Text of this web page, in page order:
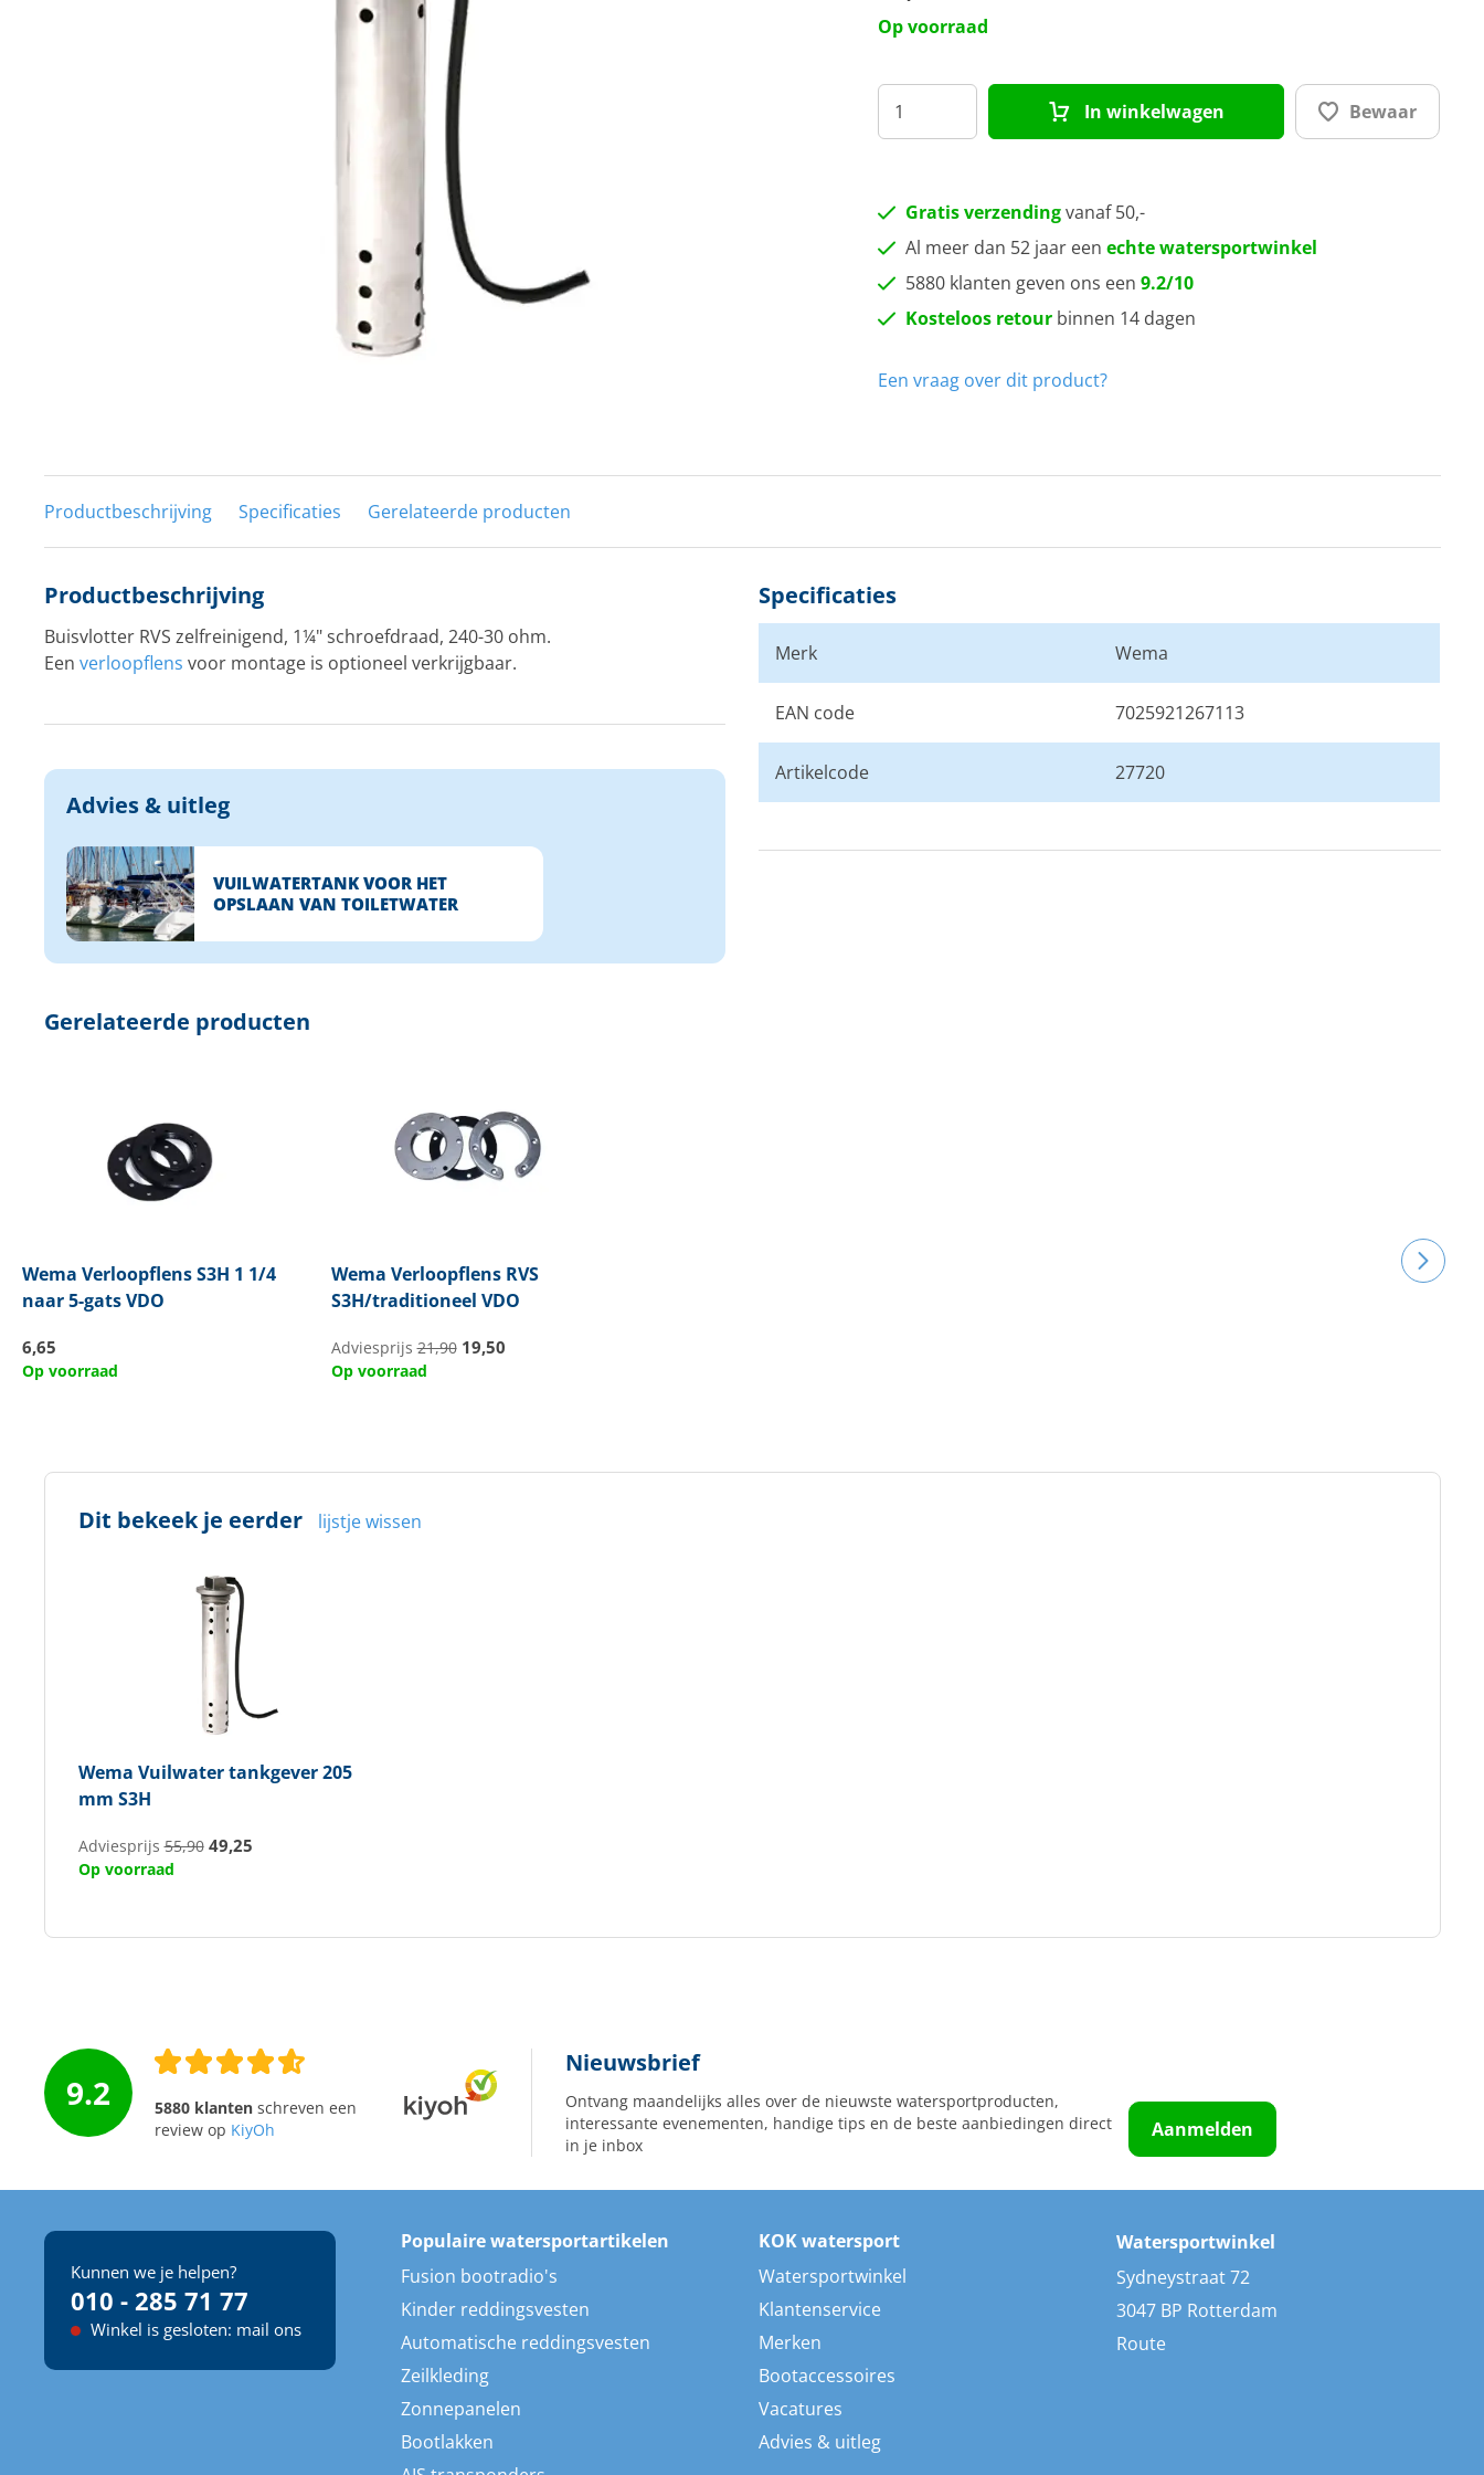
Op voorraad
In winkelwagen Bewaar
Gratis verzendingvanaf 50,-
Al meer dan 52 jaar een echte watersportwinkel
5880 klanten geven ons een 9.2/10
Kosteloos retourbinnen 14 dagen
Een vraag over dit product?
Productbeschrijving Specificaties Gerelateerde producten
Productbeschrijving
Buisvlotter RVS zelfreinigend, 1¼" schroefdraad, 240-30 ohm.
Een verloopflens voor montage is optioneel verkrijgbaar.
Advies & uitleg
VUILWATERTANK VOOR HET
OPSLAAN VAN TOILETWATER
Specificaties
Merk Wema
EAN code 7025921267113
Artikelcode 27720
Gerelateerde producten
Wema Verloopflens S3H 1 1/4
naar 5-gats VDO
6,65
Op voorraad
Wema Verloopflens RVS
S3H/traditioneel VDO
Adviesprijs21,90 19,50
Op voorraad
Dit bekeek je eerder lijstje wissen
Wema Vuilwater tankgever 205
mm S3H
Adviesprijs55,90 49,25
Op voorraad
9.2 5880 klantenschreven een
review op KiyOh
Nieuwsbrief
Ontvang maandelijks alles over de nieuwste watersportproducten,
interessante evenementen, handige tips en de beste aanbiedingen direct
in je inbox
Aanmelden
Kunnen we je helpen?
010 - 285 71 77
Winkel is gesloten: mail ons
Populaire watersportartikelen
Fusion bootradio's
Kinder reddingsvesten
Automatische reddingsvesten
Zeilkleding
Zonnepanelen
Bootlakken
KOK watersport
Watersportwinkel
Klantenservice
Merken
Bootaccessoires
Vacatures
Advies & uitleg
Watersportwinkel
Sydneystraat 72
3047 BP Rotterdam
Route